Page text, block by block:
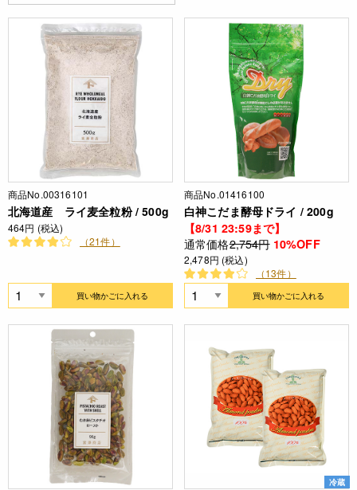
商品No.00316101
北海道産 ライ麦全粒粉 / 500g
464円 (税込)
（21件）
買い物かごに入れる
商品No.01416100
白神こだま酵母ドライ / 200g
【8/31 23:59まで】
通常価格2,754円 10%OFF
2,478円 (税込)
（13件）
買い物かごに入れる
冷蔵